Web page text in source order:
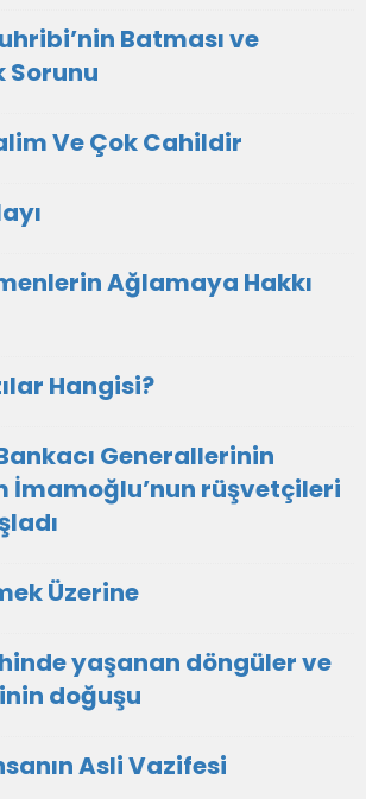
Batması ve
Sorunu
Ve Çok Cahildir
Ağlamaya Hakkı
Hangisi?
Generallerinin
İmamoğlu’nun rüşvetçileri
Üzerine
yaşanan döngüler ve
doğuşu
Asli Vazifesi